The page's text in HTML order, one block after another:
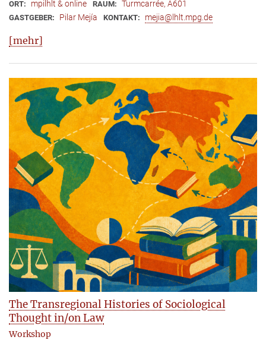
ORT: mpilhlt & online RAUM: Turmcarrée, A601
GASTGEBER: Pilar Mejía KONTAKT: mejia@lhlt.mpg.de
[mehr]
The Transregional Histories of Sociological
Thought in/on Law
Workshop